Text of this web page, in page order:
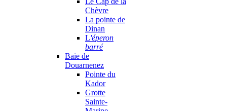
Chèvre
La pointe de
Dinan
L'éperon
barré
Baie de
Douarnenez
Pointe du
Kador
Grotte
Sainte-